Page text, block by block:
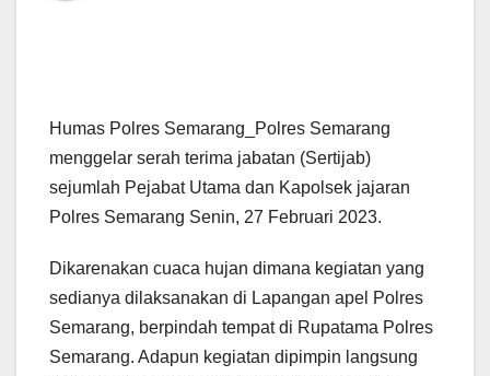
Humas Polres Semarang_Polres Semarang
menggelar serah terima jabatan (Sertijab)
sejumlah Pejabat Utama dan Kapolsek jajaran
Polres Semarang Senin, 27 Februari 2023.
Dikarenakan cuaca hujan dimana kegiatan yang
sedianya dilaksanakan di Lapangan apel Polres
Semarang, berpindah tempat di Rupatama Polres
Semarang. Adapun kegiatan dipimpin langsung